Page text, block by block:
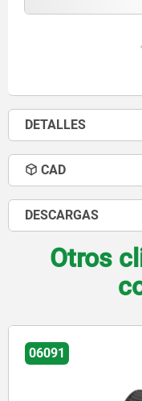
DETALLES
CAD
DESCARGAS
Otros
06268